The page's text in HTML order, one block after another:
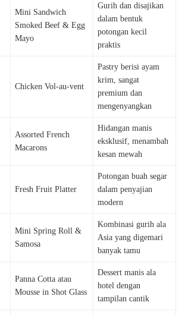
Mini Sandwich
Smoked Beef & Egg
Mayo
Gurih dan disajikan
dalam bentuk
potongan kecil
praktis
Chicken Vol-au-vent
Pastry berisi ayam
krim, sangat
premium dan
mengenyangkan
Assorted French
Macarons
Hidangan manis
eksklusif, menambah
kesan mewah
Fresh Fruit Platter
Potongan buah segar
dalam penyajian
modern
Mini Spring Roll &
Samosa
Kombinasi gurih ala
Asia yang digemari
banyak tamu
Panna Cotta atau
Mousse in Shot Glass
Dessert manis ala
hotel dengan
tampilan cantik